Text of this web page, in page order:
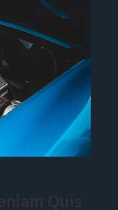
Quis